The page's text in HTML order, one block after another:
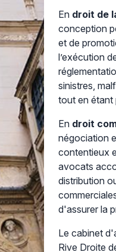
En droit de
conception
et de
l’exécution
sinistres,
tout en étant
En droit
négociation
contentieux
avocats
distribution
d'assurer la
Le cabinet
Rive Droite